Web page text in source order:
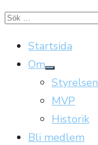
Hoppa
innehåll
Sök
Startsida
Om
Visa
undermeny
Styrelsen
MVP
Historik
Bli medlem